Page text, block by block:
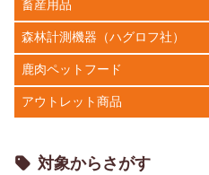
畜産用品
森林計測機器（ハグロフ社）
鹿肉ペットフード
アウトレット商品
対象からさがす